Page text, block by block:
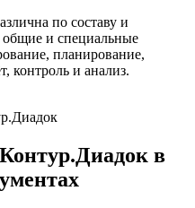
по составу и
и специальные
планирование,
контроль и анализ.
в